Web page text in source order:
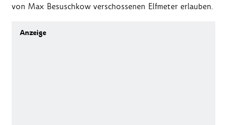
von Max Besuschkow verschossenen Elfmeter erlauben.